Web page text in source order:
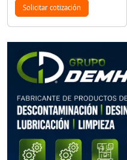
Solicitar cotización